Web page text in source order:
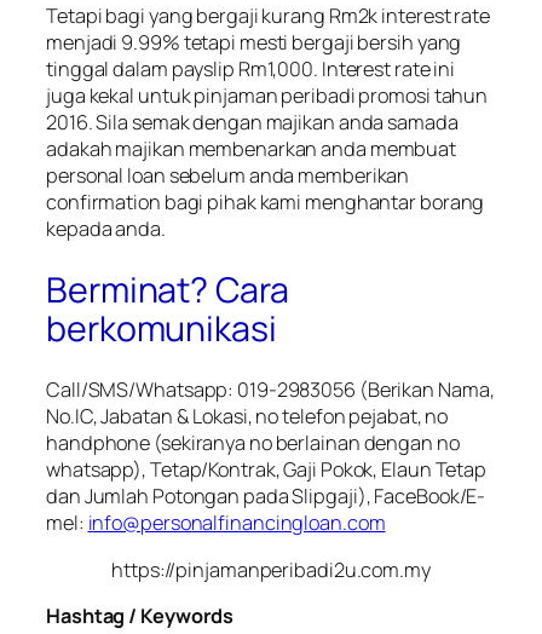
Tetapi bagi yang bergaji kurang Rm2k interest rate
menjadi 9.99% tetapi mesti bergaji bersih yang
tinggal dalam payslip Rm1,000. Interest rate ini
juga kekal untuk pinjaman peribadi promosi tahun
2016. Sila semak dengan majikan anda samada
adakah majikan membenarkan anda membuat
personal loan sebelum anda memberikan
confirmation bagi pihak kami menghantar borang
kepada anda.
Berminat? Cara
berkomunikasi
Call/SMS/Whatsapp: 019-2983056 (Berikan Nama,
No.IC, Jabatan & Lokasi, no telefon pejabat, no
handphone (sekiranya no berlainan dengan no
whatsapp), Tetap/Kontrak, Gaji Pokok, Elaun Tetap
dan Jumlah Potongan pada Slipgaji), FaceBook/E-
mel: info@personalfinancingloan.com
https://pinjamanperibadi2u.com.my
Hashtag / Keywords